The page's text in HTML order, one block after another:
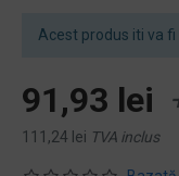
Acest produs iti va fi
91,93 lei
111,24 lei TVA inclus